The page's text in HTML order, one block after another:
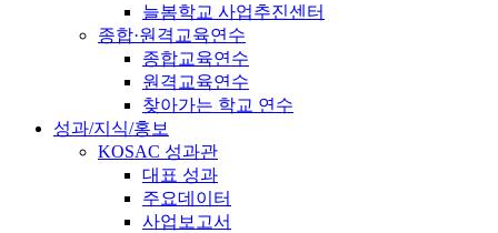
늘봄학교 사업추진센터
종합·원격교육연수
종합교육연수
원격교육연수
찾아가는 학교 연수
성과/지식/홍보
KOSAC 성과관
대표 성과
주요데이터
사업보고서